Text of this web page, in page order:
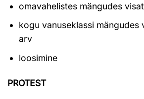
omavahelistes mängudes
kogu vanuseklassi mängudes
arv
loosimine
PROTEST